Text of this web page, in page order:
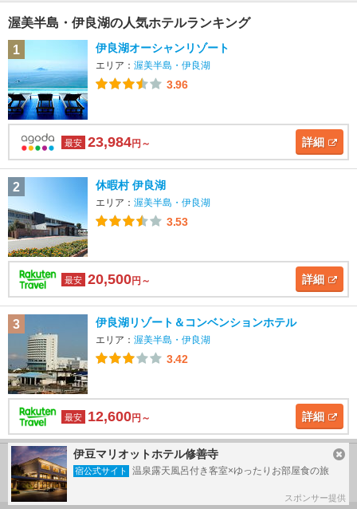
渥美半島・伊良湖の人気ホテルランキング
1
伊良湖オーシャンリゾート
エリア： 渥美半島・伊良湖
3.96
最安 23,984円～ 詳細
2 休暇村 伊良湖
エリア： 渥美半島・伊良湖
3.53
最安 20,500円～ 詳細
3 伊良湖リゾート＆コンベンションホテル
エリア： 渥美半島・伊良湖
3.42
最安 12,600円～ 詳細
渥美半島・伊良湖のホテルランキングをもっと見る
伊豆マリオットホテル修善寺
宿公式サイト 温泉露天風呂付き客室×ゆったりお部屋食の旅
スポンサー提供